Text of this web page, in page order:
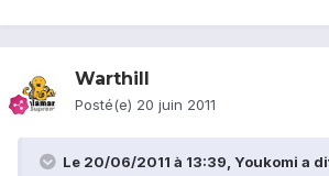
Warthill
Posté(e) 20 juin 2011
Le 20/06/2011 à 13:39, Youkomi a